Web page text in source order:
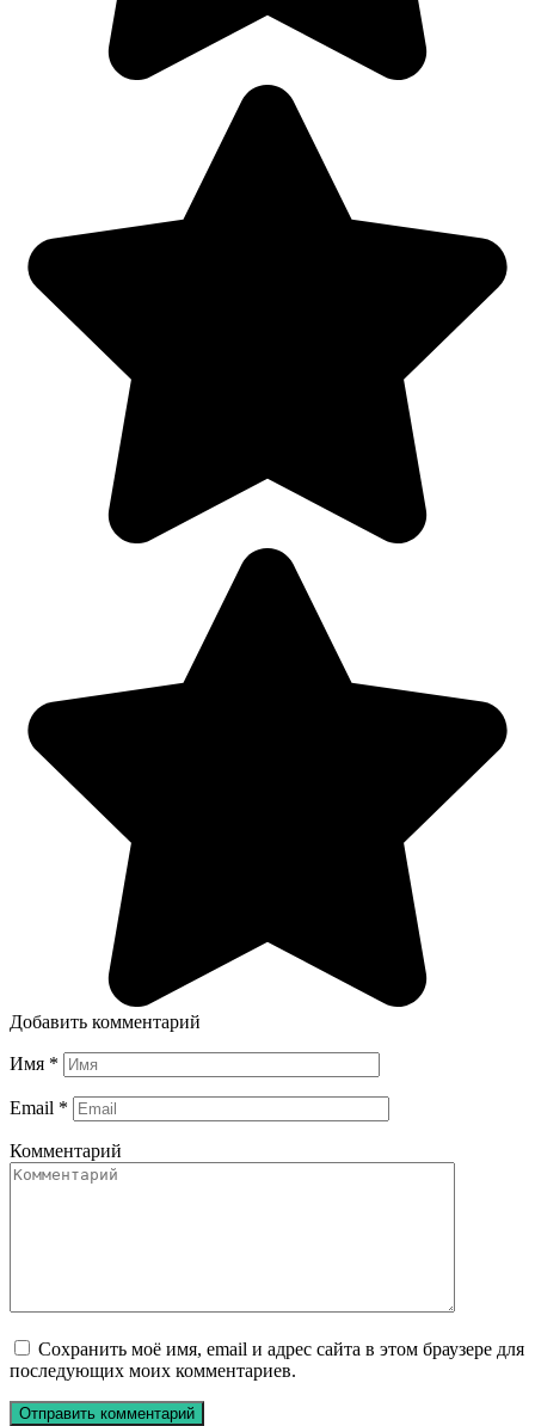
Добавить комментарий
Имя *
Email *
Комментарий
Сохранить моё имя, email и адрес сайта в этом браузере для
последующих моих комментариев.